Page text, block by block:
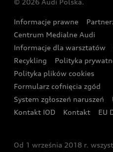
Wyszukaj najbliższego
Oferta dla przedsiębiorców
Oferta dla klientów
Kalkulator rat
Ubezpieczenie
Audi exclusive
Zasięg
Gwarancja
Akcje serwisowe Audi
Katalog online akcesoriów
Audi i Muzeum Sztuki
Audi driving experience
Audi quattro Cup
Audi i Puchar Świata w
Zakopanem
© 2026 Audi Polska.
Informacje prawne
Centrum Medialne Audi
Informacje dla warsztatów
Recykling
Polityka
Polityka plików cookies
Formularz cofnięcia zgód
System zgłoszeń naruszeń
Kontakt IOD
Kontakt EU
Od 1 września 2018 r.